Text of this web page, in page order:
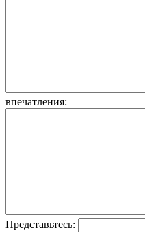
впечатления:
Представьтесь: